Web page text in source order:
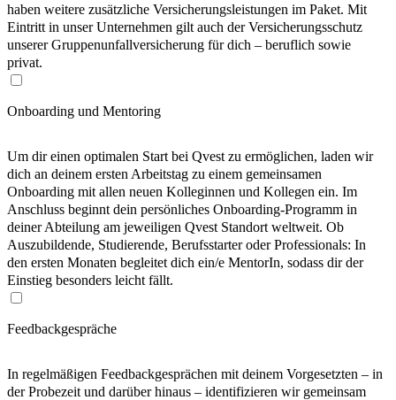
haben weitere zusätzliche Versicherungsleistungen im Paket. Mit
Eintritt in unser Unternehmen gilt auch der Versicherungsschutz
unserer Gruppenunfallversicherung für dich – beruflich sowie
privat.
Onboarding und Mentoring
Um dir einen optimalen Start bei Qvest zu ermöglichen, laden wir
dich an deinem ersten Arbeitstag zu einem gemeinsamen
Onboarding mit allen neuen Kolleginnen und Kollegen ein. Im
Anschluss beginnt dein persönliches Onboarding-Programm in
deiner Abteilung am jeweiligen Qvest Standort weltweit. Ob
Auszubildende, Studierende, Berufsstarter oder Professionals: In
den ersten Monaten begleitet dich ein/e MentorIn, sodass dir der
Einstieg besonders leicht fällt.
Feedbackgespräche
In regelmäßigen Feedbackgesprächen mit deinem Vorgesetzten – in
der Probezeit und darüber hinaus – identifizieren wir gemeinsam